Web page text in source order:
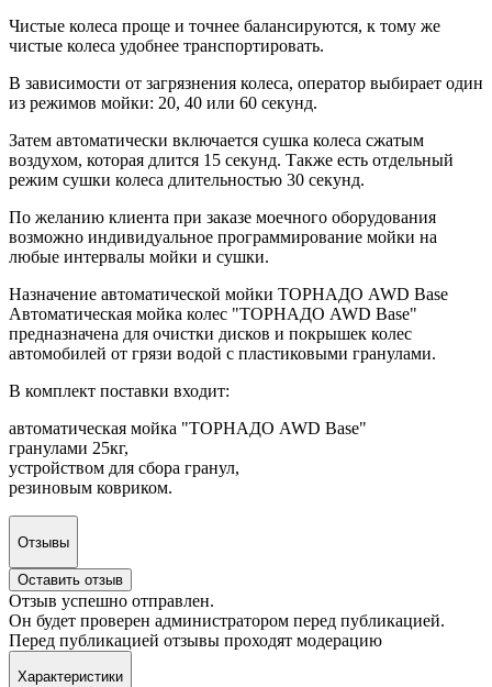
Чистые колеса проще и точнее балансируются, к тому же
чистые колеса удобнее транспортировать.
В зависимости от загрязнения колеса, оператор выбирает один
из режимов мойки: 20, 40 или 60 секунд.
Затем автоматически включается сушка колеса сжатым
воздухом, которая длится 15 секунд. Также есть отдельный
режим сушки колеса длительностью 30 секунд.
По желанию клиента при заказе моечного оборудования
возможно индивидуальное программирование мойки на
любые интервалы мойки и сушки.
Назначение автоматической мойки ТОРНАДО AWD Base
Автоматическая мойка колес "ТОРНАДО AWD Base"
предназначена для очистки дисков и покрышек колес
автомобилей от грязи водой с пластиковыми гранулами.
В комплект поставки входит:
автоматическая мойка "ТОРНАДО AWD Base"
гранулами 25кг,
устройством для сбора гранул,
резиновым ковриком.
Отзывы
Оставить отзыв
Отзыв успешно отправлен.
Он будет проверен администратором перед публикацией.
Перед публикацией отзывы проходят модерацию
Характеристики